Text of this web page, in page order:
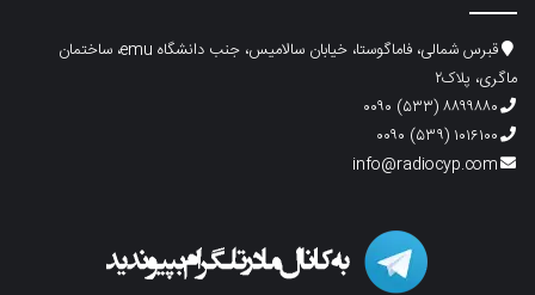
قبرس شمالی، فاماگوستا، خیابان سالامیس، جنب دانشگاه emu، ساختمان
ماگری، پلاک۲
۸۸۹۹۸۸۰ (۵۳۳) ۰۰۹۰
۱۰۱۶۱۰۰ (۵۳۹) ۰۰۹۰
info@radiocyp.com